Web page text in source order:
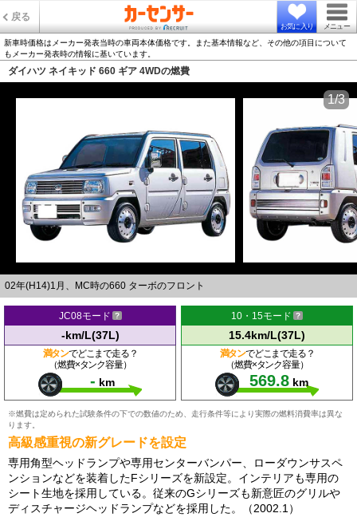
戻る
お気に入り メニュー
新車時価格はメーカー発表当時の車両本体価格です。また基本情報など、その他の項目について
もメーカー発表時の情報に基いています。
ダイハツ ネイキッド 660 ギア 4WDの燃費
02年(H14)1月、MC時の660 ターボのフロント
1/3
JC08モード
-km/L(37L)
満タンでどこまで走る？
（燃費×タンク容量）
- km
10・15モード
15.4km/L(37L)
満タンでどこまで走る？
（燃費×タンク容量）
569.8 km
※燃費は定められた試験条件の下での数値のため、走行条件等により実際の燃料消費率は異な
ります。
高級感重視の新グレードを設定
専用角型ヘッドランプや専用センターバンパー、ローダウンサスペ
ンションなどを装着したFシリーズを新設定。インテリアも専用の
シート生地を採用している。従来のGシリーズも新意匠のグリルや
ディスチャージヘッドランプなどを採用した。（2002.1）